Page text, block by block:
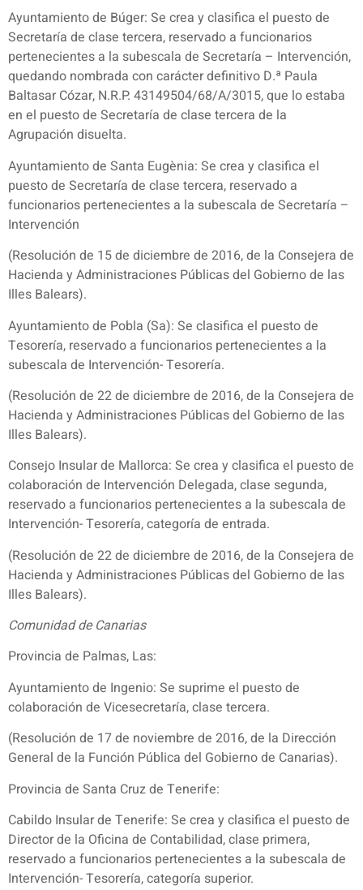
Ayuntamiento de Búger: Se crea y clasifica el puesto de
Secretaría de clase tercera, reservado a funcionarios
pertenecientes a la subescala de Secretaría – Intervención,
quedando nombrada con carácter definitivo D.ª Paula
Baltasar Cózar, N.R.P. 43149504/68/A/3015, que lo estaba
en el puesto de Secretaría de clase tercera de la
Agrupación disuelta.
Ayuntamiento de Santa Eugènia: Se crea y clasifica el
puesto de Secretaría de clase tercera, reservado a
funcionarios pertenecientes a la subescala de Secretaría –
Intervención
(Resolución de 15 de diciembre de 2016, de la Consejera de
Hacienda y Administraciones Públicas del Gobierno de las
Illes Balears).
Ayuntamiento de Pobla (Sa): Se clasifica el puesto de
Tesorería, reservado a funcionarios pertenecientes a la
subescala de Intervención- Tesorería.
(Resolución de 22 de diciembre de 2016, de la Consejera de
Hacienda y Administraciones Públicas del Gobierno de las
Illes Balears).
Consejo Insular de Mallorca: Se crea y clasifica el puesto de
colaboración de Intervención Delegada, clase segunda,
reservado a funcionarios pertenecientes a la subescala de
Intervención- Tesorería, categoría de entrada.
(Resolución de 22 de diciembre de 2016, de la Consejera de
Hacienda y Administraciones Públicas del Gobierno de las
Illes Balears).
Comunidad de Canarias
Provincia de Palmas, Las:
Ayuntamiento de Ingenio: Se suprime el puesto de
colaboración de Vicesecretaría, clase tercera.
(Resolución de 17 de noviembre de 2016, de la Dirección
General de la Función Pública del Gobierno de Canarias).
Provincia de Santa Cruz de Tenerife:
Cabildo Insular de Tenerife: Se crea y clasifica el puesto de
Director de la Oficina de Contabilidad, clase primera,
reservado a funcionarios pertenecientes a la subescala de
Intervención- Tesorería, categoría superior.